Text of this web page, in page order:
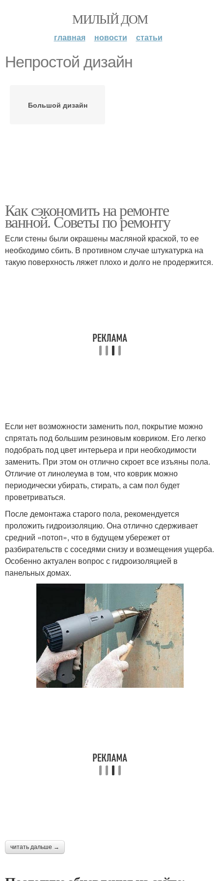
МИЛЫЙ ДОМ
главная новости статьи
Непростой дизайн
Большой дизайн
Как сэкономить на ремонте
ванной. Советы по ремонту
Если стены были окрашены масляной краской, то ее
необходимо сбить. В противном случае штукатурка на
такую поверхность ляжет плохо и долго не продержится.
Если нет возможности заменить пол, покрытие можно
спрятать под большим резиновым ковриком. Его легко
подобрать под цвет интерьера и при необходимости
заменить. При этом он отлично скроет все изъяны пола.
Отличие от линолеума в том, что коврик можно
периодически убирать, стирать, а сам пол будет
проветриваться.
После демонтажа старого пола, рекомендуется
проложить гидроизоляцию. Она отлично сдерживает
средний «потоп», что в будущем убережет от
разбирательств с соседями снизу и возмещения ущерба.
Особенно актуален вопрос с гидроизоляцией в
панельных домах.
читать дальше →